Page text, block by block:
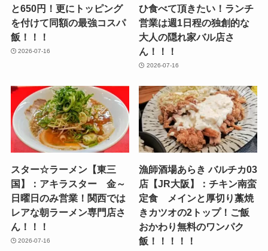
と650円！更にトッピング
を付けて同額の最強コスパ
飯！！！
2026-07-16
ひ食べて頂きたい！ランチ
営業は週1日程の独創的な
大人の隠れ家バル店さ
ん！！！
2026-07-16
スター☆ラーメン【東三
国】：アキラスター 金～
日曜日のみ営業！関西では
レアな朝ラーメン専門店さ
ん！！！
2026-07-16
漁師酒場あらき バルチカ03
店【JR大阪】：チキン南蛮
定食 メインと厚切り藁焼
きカツオの2トップ！ご飯
おかわり無料のワンパク
飯！！！！！